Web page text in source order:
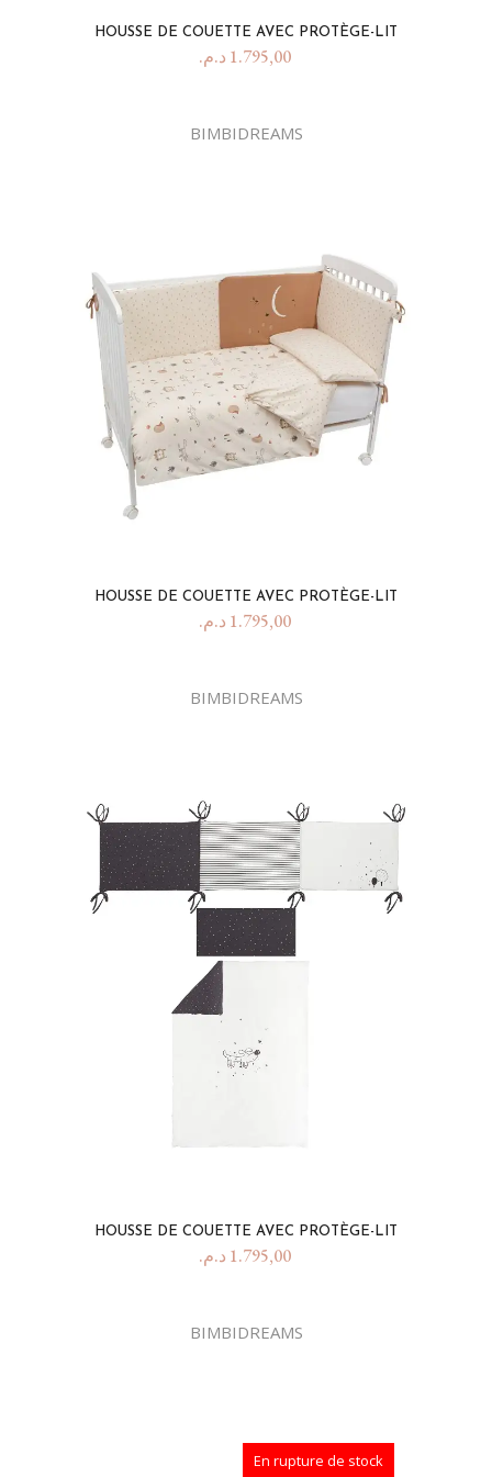
HOUSSE DE COUETTE AVEC PROTÈGE-LIT
1.795,00 د.م.
BIMBIDREAMS
HOUSSE DE COUETTE AVEC PROTÈGE-LIT
1.795,00 د.م.
BIMBIDREAMS
HOUSSE DE COUETTE AVEC PROTÈGE-LIT
1.795,00 د.م.
BIMBIDREAMS
En rupture de stock